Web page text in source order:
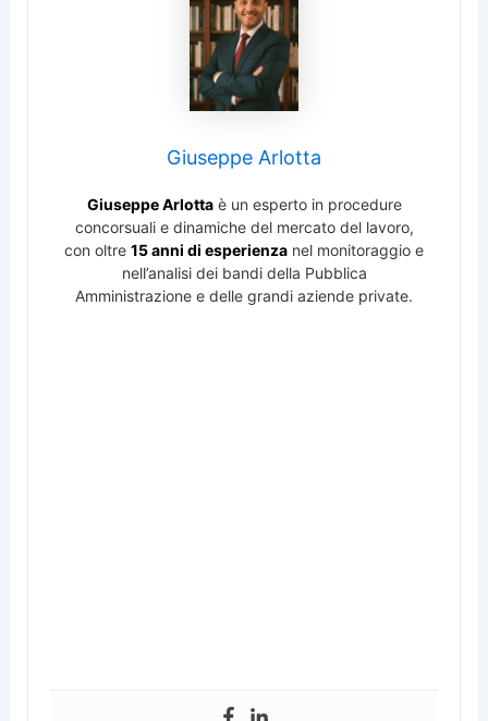
Giuseppe Arlotta
Giuseppe Arlottaè un esperto in procedure
concorsuali e dinamiche del mercato del lavoro,
con oltre 15 anni di esperienza nel monitoraggio e
nell’analisi dei bandi della Pubblica
Amministrazione e delle grandi aziende private.